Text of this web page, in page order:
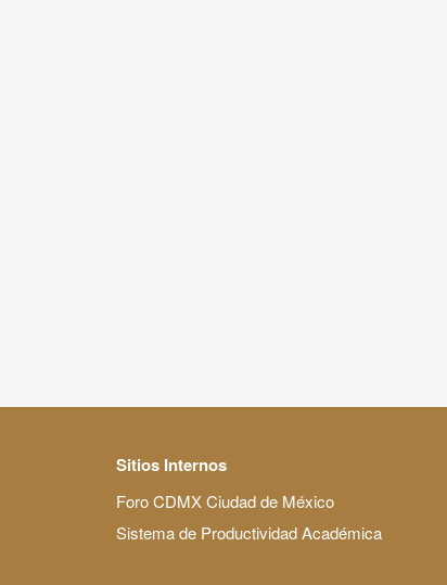
Sitios Internos
Foro CDMX Ciudad de México
Sistema de Productividad Académica